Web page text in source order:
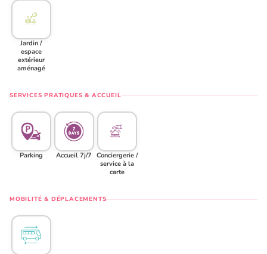
Jardin /
espace
extérieur
aménagé
SERVICES PRATIQUES & ACCUEIL
Parking Accueil 7j/7 Conciergerie /
service à la
carte
MOBILITÉ & DÉPLACEMENTS